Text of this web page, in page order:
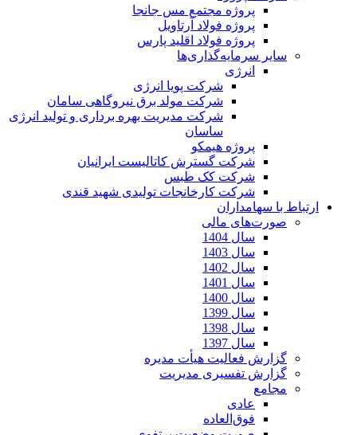
پروژه مجتمع مس جانجا
پروژه فولاد آرتاویل
پروژه فولاد اقلید پارس
سایر سرمایه‌گذاری‌ها
انرژی
شرکت پویا انرژی
شرکت مولد برق نیروگاهی سامان
شرکت مدیریت بهره برداری و تولید انرژی
ساسان
پروژه هیمکو
شرکت گسترش کاتالیست ایرانیان
شرکت کک طبس
شرکت کارخانجات تولیدی شهید قندی
ارتباط با سهامداران
صورت‌های مالی
سال 1404
سال 1403
سال 1402
سال 1401
سال 1400
سال 1399
سال 1398
سال 1397
گزارش فعالیت هیأت مدیره
گزارش تفسیری مدیریت
مجامع
عادی
فوق‌العاده